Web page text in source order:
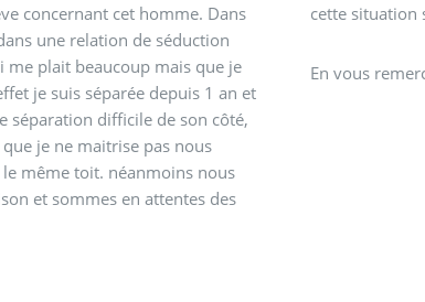
concernant cet homme. Dans
une relation de séduction
me plait beaucoup mais que je
je suis séparée depuis 1 an et
séparation difficile de son côté,
je ne maitrise pas nous
même toit. néanmoins nous
et sommes en attentes des
cette situation
En vous